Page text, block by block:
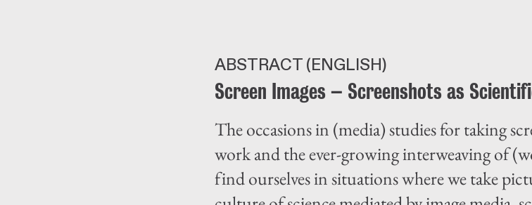
ABSTRACT (ENGLISH)
Screen Images – Screenshots as
The occasions in (media) studies for taking
work and the ever-growing interweaving of
find ourselves in situations where we take